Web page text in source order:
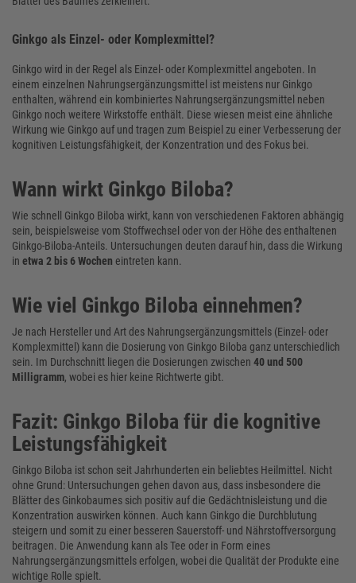
Ginkgo als Einzel- oder Komplexmittel?
Ginkgo wird in der Regel als Einzel- oder Komplexmittel angeboten. In
einem einzelnen Nahrungsergänzungsmittel ist meistens nur Ginkgo
enthalten, während ein kombiniertes Nahrungsergänzungsmittel neben
Ginkgo noch weitere Wirkstoffe enthält. Diese wiesen meist eine ähnliche
Wirkung wie Ginkgo auf und tragen zum Beispiel zu einer Verbesserung der
kognitiven Leistungsfähigkeit, der Konzentration und des Fokus bei.
Wann wirkt Ginkgo Biloba?
Wie schnell Ginkgo Biloba wirkt, kann von verschiedenen Faktoren abhängig
sein, beispielsweise vom Stoffwechsel oder von der Höhe des enthaltenen
Ginkgo-Biloba-Anteils. Untersuchungen deuten darauf hin, dass die Wirkung
in etwa 2 bis 6 Wochen eintreten kann.
Wie viel Ginkgo Biloba einnehmen?
Je nach Hersteller und Art des Nahrungsergänzungsmittels (Einzel- oder
Komplexmittel) kann die Dosierung von Ginkgo Biloba ganz unterschiedlich
sein. Im Durchschnitt liegen die Dosierungen zwischen 40 und 500
Milligramm, wobei es hier keine Richtwerte gibt.
Fazit: Ginkgo Biloba für die kognitive
Leistungsfähigkeit
Ginkgo Biloba ist schon seit Jahrhunderten ein beliebtes Heilmittel. Nicht
ohne Grund: Untersuchungen gehen davon aus, dass insbesondere die
Blätter des Ginkobaumes sich positiv auf die Gedächtnisleistung und die
Konzentration auswirken können. Auch kann Ginkgo die Durchblutung
steigern und somit zu einer besseren Sauerstoff- und Nährstoffversorgung
beitragen. Die Anwendung kann als Tee oder in Form eines
Nahrungsergänzungsmittels erfolgen, wobei die Qualität der Produkte eine
wichtige Rolle spielt.